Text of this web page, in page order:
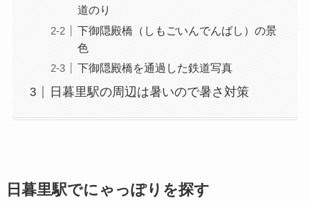
道のり
下御隠殿橋（しもごいんでんばし）の景
色
下御隠殿橋を通過した鉄道写真
日暮里駅の周辺は暑いので暑さ対策
日暮里駅でにゃっぽりを探す